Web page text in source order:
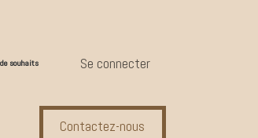
souhaits Se connecter
Contactez-nous